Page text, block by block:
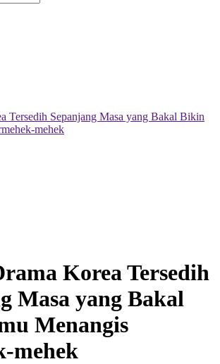
Tersedih Sepanjang Masa yang Bakal Bikin
mehek
Korea Tersedih
Masa yang Bakal
Menangis
mehek